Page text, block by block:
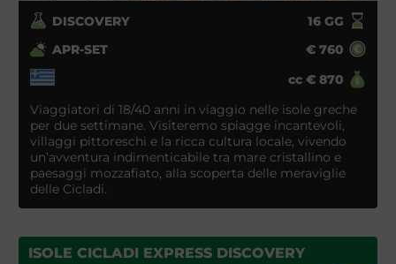
DISCOVERY 16GG
APR-SET
€ 760
cc € 870
Viaggiatori di 18/40 anni in viaggio nelle isole greche
per due settimane. Visiteremo spiagge incantevoli,
villaggi pittoreschi e la ricca cultura locale, vivendo
un’avventura indimenticabile tra mare cristallino e
paesaggi mozzafiato, alla scoperta delle meraviglie
delle Cicladi.
ISOLE CICLADI EXPRESS DISCOVERY